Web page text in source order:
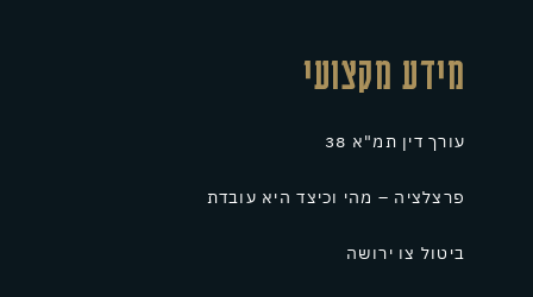
מידע מקצועי
עורך דין תמ"א 38
פרצלציה – מהי וכיצד היא עובדת
ביטול צו ירושה